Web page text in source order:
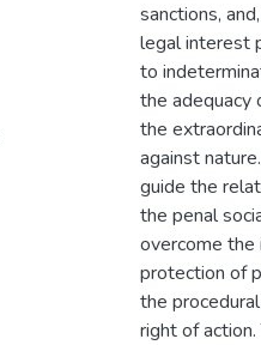
sanctions,
legal interest
to
the adequacy
the
against
guide the
the penal
overcome the
protection of
the
right of